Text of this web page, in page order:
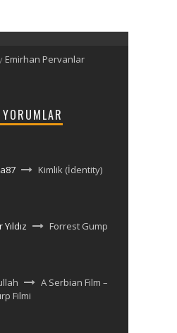
Emirhan Pervanlar
Kimlik (İdentity)
Yıldız Forrest Gump
A Serbian Film –
Filmi